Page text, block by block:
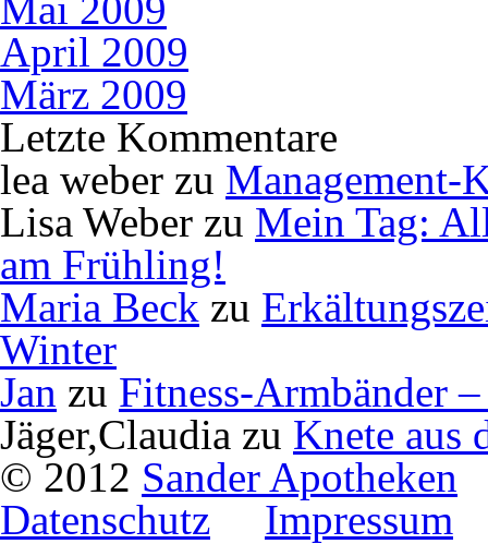
April 2009
März 2009
Letzte Kommentare
lea weber zu Management-
Lisa Weber zu Mein Tag:
am Frühling!
Maria Beck zu
Winter
Jan zu Fitness-Armbänder
Jäger,Claudia zu Knete aus
© 2012 Sander Apotheken
Datenschutz
Impressum